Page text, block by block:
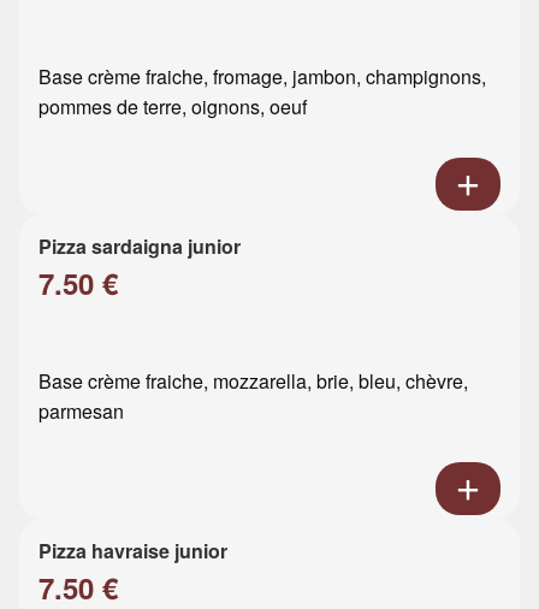
Base crème fraiche, fromage, jambon, champignons,
pommes de terre, oignons, oeuf
Pizza sardaigna junior
7.50 €
Base crème fraiche, mozzarella, brie, bleu, chèvre,
parmesan
Pizza havraise junior
7.50 €